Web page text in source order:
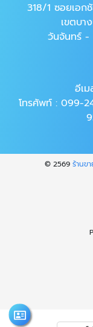
318/1 ซอยเอก
เขตบา
วันจันทร์ -
อีเ
โทรศัพท์ : 099-
© 2569ร้านข